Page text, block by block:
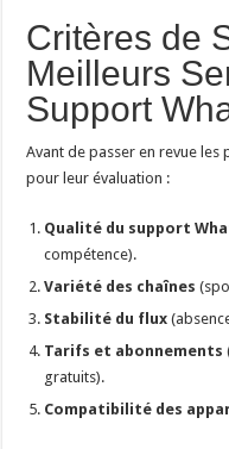
Critères de
Meilleurs
Support
Avant de passer en revue
pour leur évaluation :
Qualité du support
compétence).
Variété des chaînes
Stabilité du flux
Tarifs et abonnements
gratuits).
Compatibilité des